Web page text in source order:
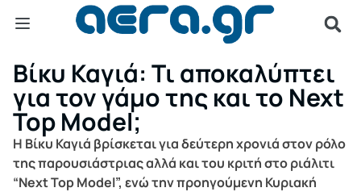
Βίκυ Καγιά: Τι αποκαλύπτει
για τον γάμο της και το Next
Top Model;
Η Βίκυ Καγιά βρίσκεται για δεύτερη χρονιά στον ρόλο
της παρουσιάστριας αλλά και του κριτή στο ριάλιτι
“Next Top Model”, ενώ την προηγούμενη Κυριακή